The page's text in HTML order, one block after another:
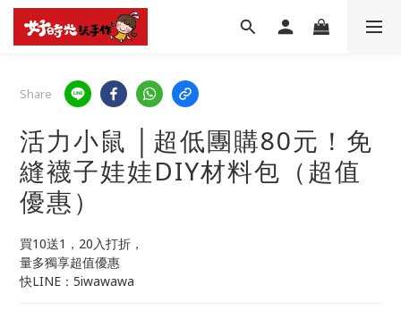
Share
活力小鼠 │超低團購80元！免
縫襪子娃娃DIY材料包（超值
優惠）
買10送1，20入打折，
量多獨享超值優惠
快LINE：5iwawawa